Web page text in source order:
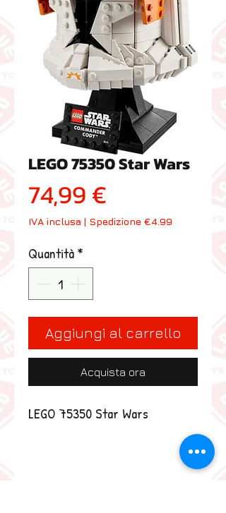
LEGO 75350 Star Wars
74,99 €
IVA inclusa | Spedizione €4.99
Quantità*
Aggiungi al carrello
Acquista ora
LEGO 75350 Star Wars